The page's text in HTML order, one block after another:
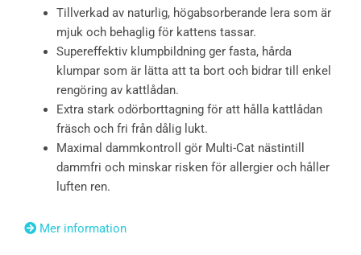
Tillverkad av naturlig, högabsorberande lera som är
mjuk och behaglig för kattens tassar.
Supereffektiv klumpbildning ger fasta, hårda
klumpar som är lätta att ta bort och bidrar till enkel
rengöring av kattlådan.
Extra stark odörborttagning för att hålla kattlådan
fräsch och fri från dålig lukt.
Maximal dammkontroll gör Multi-Cat nästintill
dammfri och minskar risken för allergier och håller
luften ren.
Mer information